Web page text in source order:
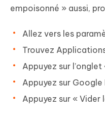
empoisonné » aussi,
Allez vers les
Trouvez
Appuyez sur
Appuyez sur Google
Appuyez sur « Vider